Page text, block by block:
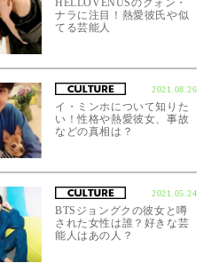
HELLOVENUSのクォン・
ナラに注目！熱愛彼氏や似
てる芸能人
2021.08.26
イ・ミンホについて知りた
い！性格や熱愛彼女、事故
などの真相は？
2021.05.24
BTSジョングクの彼女と噂
された女性は誰？好きな芸
能人はあの人？